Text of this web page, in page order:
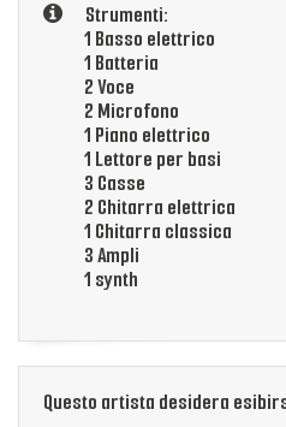
Strumenti:
1 Basso elettrico
1 Batteria
2 Voce
2 Microfono
1 Piano elettrico
1 Lettore per basi
3 Casse
2 Chitarra elettrica
1 Chitarra classica
3 Ampli
1 synth
Questo artista desidera